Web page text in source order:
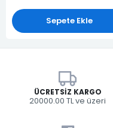
Sepete Ekle
ÜCRETSIZ KARGO
20000.00 TL ve üzeri